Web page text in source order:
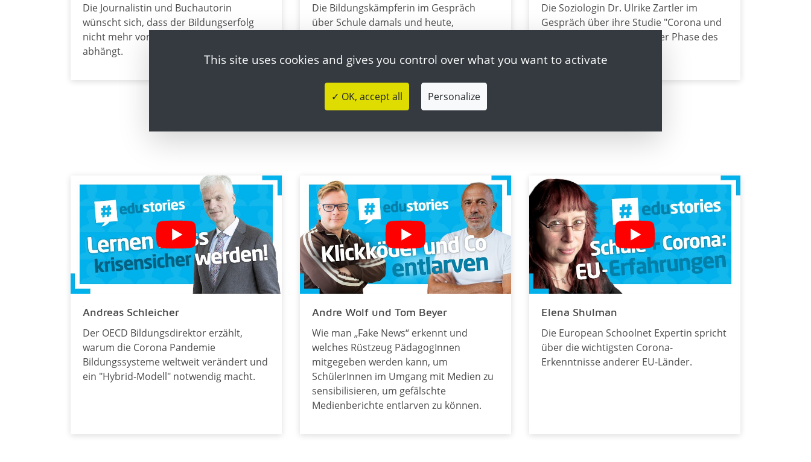
Die Journalistin und Buchautorin
wünscht sich, dass der Bildungserfolg
nicht mehr von der sozialen Herkunft
abhängt.
Die Bildungskämpferin im Gespräch
über Schule damals und heute,
Die Soziologin Dr. Ulrike Zartler im
Gespräch über ihre Studie "Corona und
Familienleben" während der Phase des
Andreas Schleicher
Der OECD Bildungsdirektor erzählt,
warum die Corona Pandemie
Bildungssysteme weltweit verändert und
ein "Hybrid-Modell" notwendig macht.
Andre Wolf und Tom Beyer
Wie man „Fake News“ erkennt und
welches Rüstzeug PädagogInnen
mitgegeben werden kann, um
SchülerInnen im Umgang mit Medien zu
sensibilisieren, um gefälschte
Medienberichte entlarven zu können.
Elena Shulman
Die European Schoolnet Expertin spricht
über die wichtigsten Corona-
Erkenntnisse anderer EU-Länder.
This site uses cookies and gives you control over what you want to activate
✓ OK, accept all Personalize